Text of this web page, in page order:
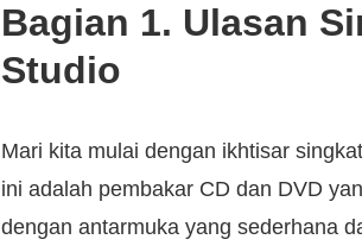
Bagian 1. Ulasan
Studio
Mari kita mulai dengan ikhtisar
ini adalah pembakar CD dan DVD
dengan antarmuka yang sederhana